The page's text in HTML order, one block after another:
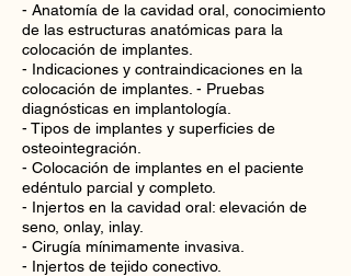
- Anatomía de la cavidad oral, conocimiento
de las estructuras anatómicas para la
colocación de implantes.
- Indicaciones y contraindicaciones en la
colocación de implantes. - Pruebas
diagnósticas en implantología.
- Tipos de implantes y superficies de
osteointegración.
- Colocación de implantes en el paciente
edéntulo parcial y completo.
- Injertos en la cavidad oral: elevación de
seno, onlay, inlay.
- Cirugía mínimamente invasiva.
- Injertos de tejido conectivo.